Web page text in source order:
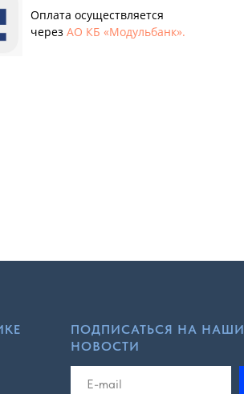
Оплата осуществляется
через АО КБ «Модульбанк».
ПОДПИСАТЬСЯ НА НАШИ
НОВОСТИ